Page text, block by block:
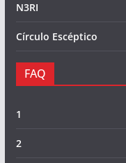
N3RI
Círculo Escéptico
FAQ
1
2